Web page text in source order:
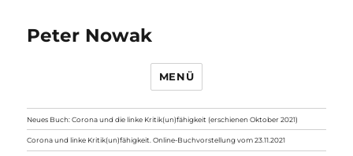
Peter Nowak
MENÜ
Neues Buch: Corona und die linke Kritik(un)fähigkeit (erschienen Oktober 2021)
Corona und linke Kritik(un)fähigkeit. Online-Buchvorstellung vom 23.11.2021